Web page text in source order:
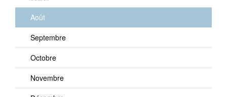
Août
Septembre
Octobre
Novembre